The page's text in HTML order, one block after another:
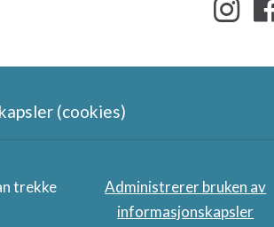
(cookies)
trekke
Administrerer bruken av
informasjonskapsler